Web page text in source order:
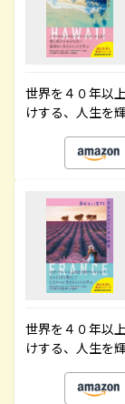
世界を４０年以
けする、人生を
世界を４０年以
けする、人生を